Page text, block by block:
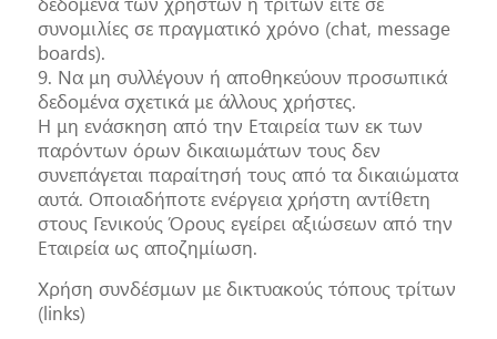
συνομιλίες σε πραγματικό χρόνο (chat, message
boards).
9. Να μη συλλέγουν ή αποθηκεύουν προσωπικά
δεδομένα σχετικά με άλλους χρήστες.
Η μη ενάσκηση από την Εταιρεία των εκ των
παρόντων όρων δικαιωμάτων τους δεν
συνεπάγεται παραίτησή τους από τα δικαιώματα
αυτά. Οποιαδήποτε ενέργεια χρήστη αντίθετη
στους Γενικούς Όρους εγείρει αξιώσεων από την
Εταιρεία ως αποζημίωση.
Χρήση συνδέσμων με δικτυακούς τόπους τρίτων
(links)